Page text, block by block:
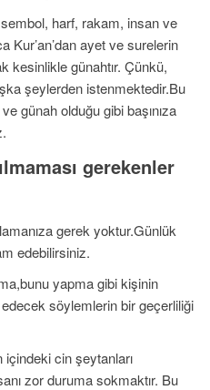
harf, rakam, insan ve
Kur’an’dan ayet ve surelerin
kesinlikle günahtır. Çünkü,
şeylerden istenmektedir.Bu
günah olduğu gibi başınıza
gerekenler
gerek yoktur.Günlük
edebilirsiniz.
yapma gibi kişinin
söylemlerin bir geçerliliği
cin şeytanları
zor duruma sokmaktır. Bu